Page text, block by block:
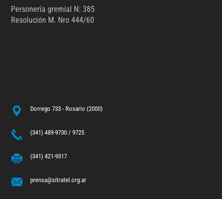
Personería gremial N: 385
Resolución M. Nro 444/60
Dorrego 733 - Rosario (2000)
(341) 489-9730 / 9725
(341) 421-9317
prensa@sitratel.org.ar